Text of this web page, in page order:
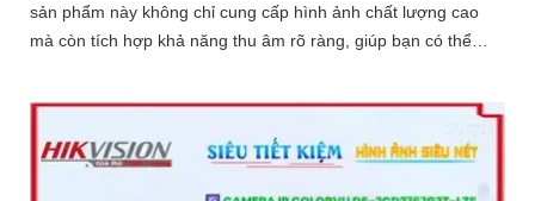
sản phẩm này không chỉ cung cấp hình ảnh chất lượng cao
mà còn tích hợp khả năng thu âm rõ ràng, giúp bạn có thể